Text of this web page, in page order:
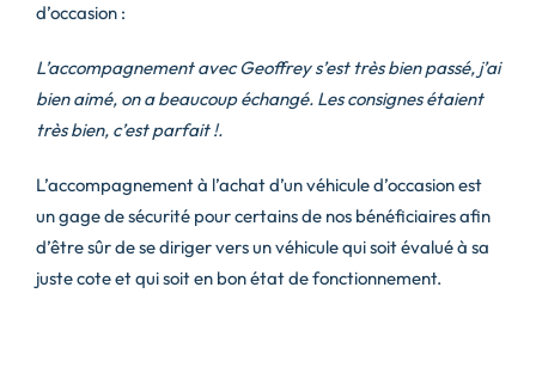
d’occasion :
L’accompagnement avec Geoffrey s’est très bien passé, j’ai
bien aimé, on a beaucoup échangé. Les consignes étaient
très bien, c’est parfait !.
L’accompagnement à l’achat d’un véhicule d’occasion est
un gage de sécurité pour certains de nos bénéficiaires afin
d’être sûr de se diriger vers un véhicule qui soit évalué à sa
juste cote et qui soit en bon état de fonctionnement.